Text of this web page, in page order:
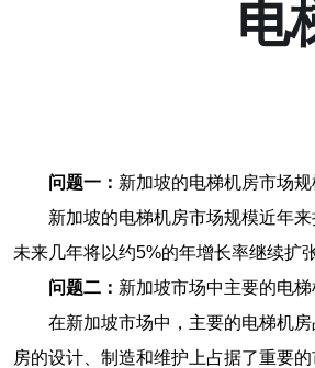
电
问题一： 新加坡的电梯机房市场规
新加坡的电梯机房市场规模近年
未来几年将以约5%的年增长率继续扩
问题二： 新加坡市场中主要的电
在新加坡市场中，主要的电梯机
房的设计、制造和维护上占据了重要